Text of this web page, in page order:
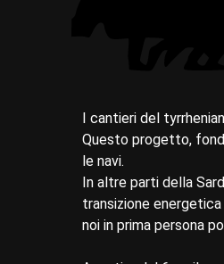
I cantieri del
Questo progetto,
le navi.
In altre parti della
transizione
noi in prima persona